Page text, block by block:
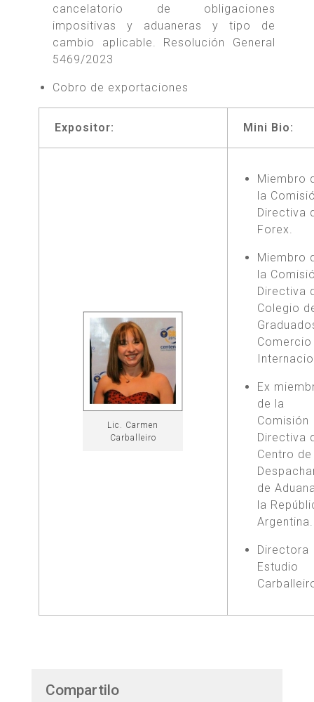
cancelatorio de obligaciones
impositivas y aduaneras y tipo de
cambio aplicable. Resolución General
5469/2023
Cobro de exportaciones
Expositor: Mini Bio:
Lic. Carmen
Carballeiro
Miembro
la
Directiva
Forex.
Miembro
la
Directiva
Colegio
Comercio
Ex
de la
Comisión
Directiva
Centro de
de
la
Argentina.
Directora
Estudio
Compartilo